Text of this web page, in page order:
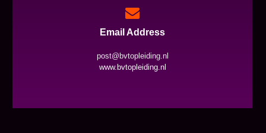
Email Address
post@bvtopleiding.nl
www.bvtopleiding.nl